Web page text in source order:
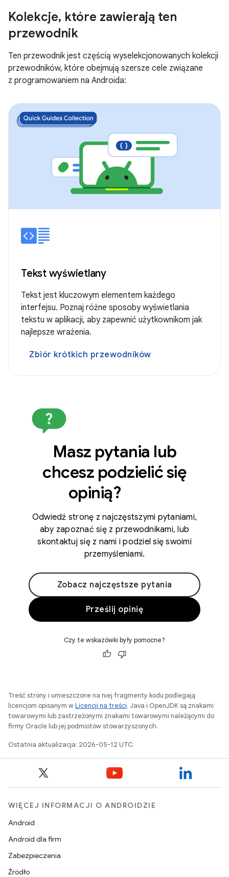
Kolekcje, które zawierają ten
przewodnik
Ten przewodnik jest częścią wyselekcjonowanych kolekcji
przewodników, które obejmują szersze cele związane
z programowaniem na Androida:
Tekst wyświetlany
Tekst jest kluczowym elementem każdego
interfejsu. Poznaj różne sposoby wyświetlania
tekstu w aplikacji, aby zapewnić użytkownikom jak
najlepsze wrażenia.
Zbiór krótkich przewodników
Masz pytania lub
chcesz podzielić się
opinią?
Odwiedź stronę z najczęstszymi pytaniami,
aby zapoznać się z przewodnikami, lub
skontaktuj się z nami i podziel się swoimi
przemyśleniami.
Zobacz najczęstsze pytania
Prześlij opinię
Czy te wskazówki były pomocne?
Treść strony i umieszczone na niej fragmenty kodu podlegają
licencjom opisanym wLicencji na treści. Java i OpenJDK są znakami
towarowymi lub zastrzeżonymi znakami towarowymi należącymi do
firmy Oracle lub jej podmiotów stowarzyszonych.
Ostatnia aktualizacja: 2026-05-12 UTC.
WIĘCEJ INFORMACJI O ANDROIDZIE
Android
Android dla firm
Zabezpieczenia
Źródło